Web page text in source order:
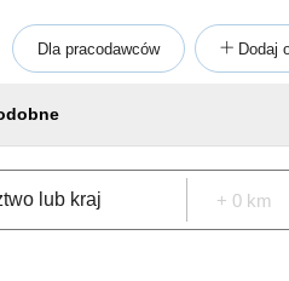
Dla pracodawców Dodaj